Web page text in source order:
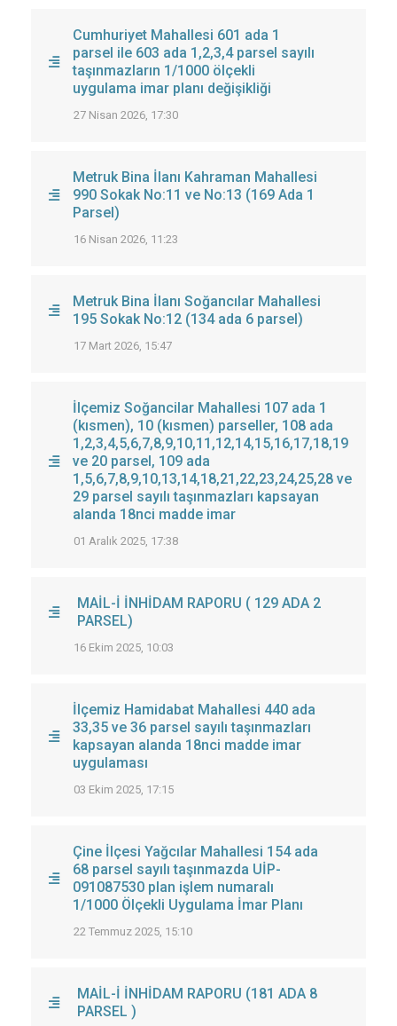
Cumhuriyet Mahallesi 601 ada 1
parsel ile 603 ada 1,2,3,4 parsel sayılı
taşınmazların 1/1000 ölçekli
uygulama imar planı değişikliği
27 Nisan 2026, 17:30
Metruk Bina İlanı Kahraman Mahallesi
990 Sokak No:11 ve No:13 (169 Ada 1
Parsel)
16 Nisan 2026, 11:23
Metruk Bina İlanı Soğancılar Mahallesi
195 Sokak No:12 (134 ada 6 parsel)
17 Mart 2026, 15:47
İlçemiz Soğancilar Mahallesi 107 ada 1
(kısmen), 10 (kısmen) parseller, 108 ada
1,2,3,4,5,6,7,8,9,10,11,12,14,15,16,17,18,19
ve 20 parsel, 109 ada
1,5,6,7,8,9,10,13,14,18,21,22,23,24,25,28 ve
29 parsel sayılı taşınmazları kapsayan
alanda 18nci madde imar
01 Aralık 2025, 17:38
MAİL-İ İNHİDAM RAPORU ( 129 ADA 2
PARSEL)
16 Ekim 2025, 10:03
İlçemiz Hamidabat Mahallesi 440 ada
33,35 ve 36 parsel sayılı taşınmazları
kapsayan alanda 18nci madde imar
uygulaması
03 Ekim 2025, 17:15
Çine İlçesi Yağcılar Mahallesi 154 ada
68 parsel sayılı taşınmazda UİP-
091087530 plan işlem numaralı
1/1000 Ölçekli Uygulama İmar Planı
22 Temmuz 2025, 15:10
MAİL-İ İNHİDAM RAPORU (181 ADA 8
PARSEL )